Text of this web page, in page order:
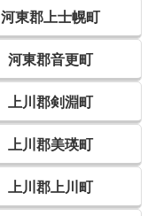
河東郡上士幌町
河東郡音更町
上川郡剣淵町
上川郡美瑛町
上川郡上川町